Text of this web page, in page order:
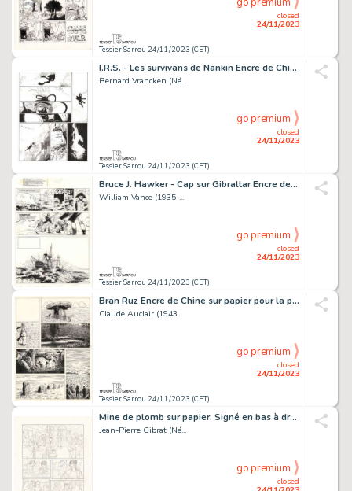
Tessier Sarrou 24/11/2023 (CET)
closed
24/11/2023
I.R.S. - Les survivans de Nankin Encre de Chine sur...
Bernard Vrancken (Né...
Tessier Sarrou 24/11/2023 (CET)
closed
24/11/2023
go premium
Bruce J. Hawker - Cap sur Gibraltar Encre de Chine...
William Vance (1935-...
Tessier Sarrou 24/11/2023 (CET)
closed
24/11/2023
go premium
Bran Ruz Encre de Chine sur papier pour la planche...
Claude Auclair (1943...
Tessier Sarrou 24/11/2023 (CET)
closed
24/11/2023
go premium
Mine de plomb sur papier. Signé en bas à droite, 39,1x29,3...
Jean-Pierre Gibrat (Né...
closed
go premium